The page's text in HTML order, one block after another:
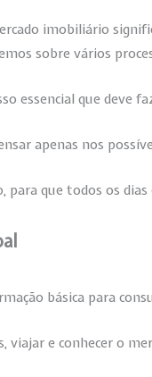
imobiliário
sobre vários
essencial que deve
apenas nos
que todos os
básica para
viajar e conhecer o